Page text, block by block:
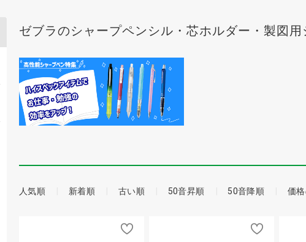
ゼブラのシャープペンシル・芯ホルダー・製図
人気順 新着順 古い順 50音昇順 50音降順 価